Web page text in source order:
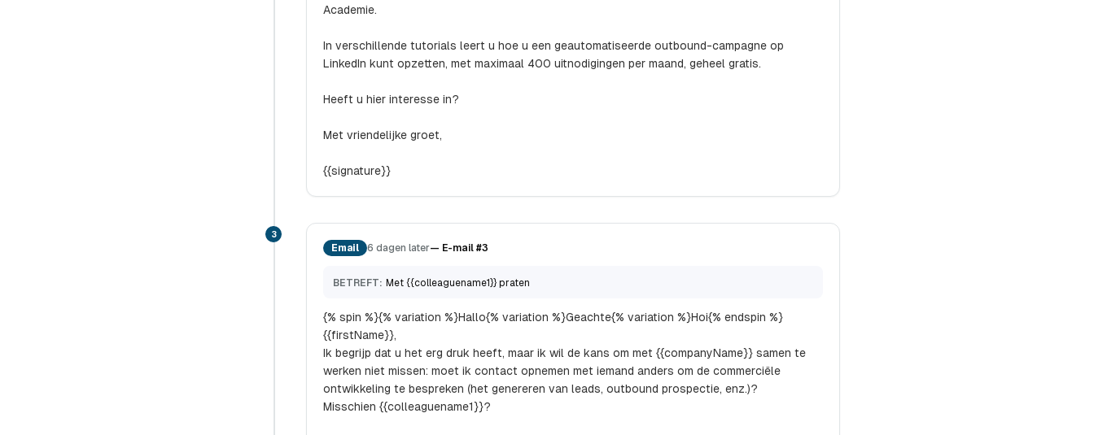
Academie.
In verschillende tutorials leert u hoe u een geautomatiseerde outbound-campagne op
LinkedIn kunt opzetten, met maximaal 400 uitnodigingen per maand, geheel gratis.
Heeft u hier interesse in?
Met vriendelijke groet,
{{signature}}
3
Email 6 dagen later— E-mail #3
BETREFT: Met {{colleaguename1}} praten
{% spin %}{% variation %}Hallo{% variation %}Geachte{% variation %}Hoi{% endspin %}
{{firstName}},
Ik begrijp dat u het erg druk heeft, maar ik wil de kans om met {{companyName}} samen te
werken niet missen: moet ik contact opnemen met iemand anders om de commerciële
ontwikkeling te bespreken (het genereren van leads, outbound prospectie, enz.)?
Misschien {{colleaguename1}}?